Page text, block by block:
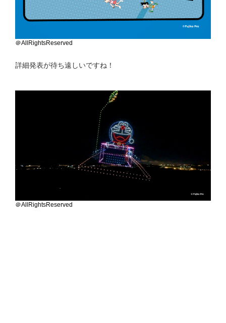
＠AllRightsReserved
詳細発表が待ち遠しいですね！
＠AllRightsReserved